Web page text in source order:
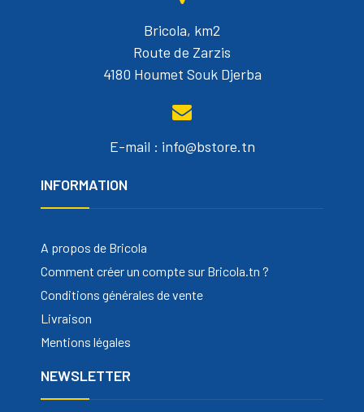
Bricola, km2
Route de Zarzis
4180 Houmet Souk Djerba
E-mail : info@bstore.tn
INFORMATION
A propos de Bricola
Comment créer un compte sur Bricola.tn ?
Conditions générales de vente
Livraison
Mentions légales
NEWSLETTER